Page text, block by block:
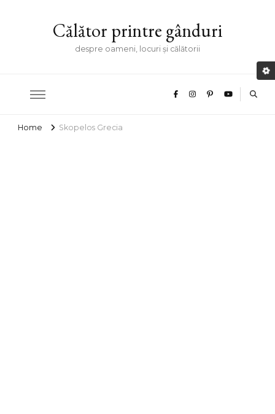
Călător printre gânduri
despre oameni, locuri și călătorii
Home Skopelos Grecia